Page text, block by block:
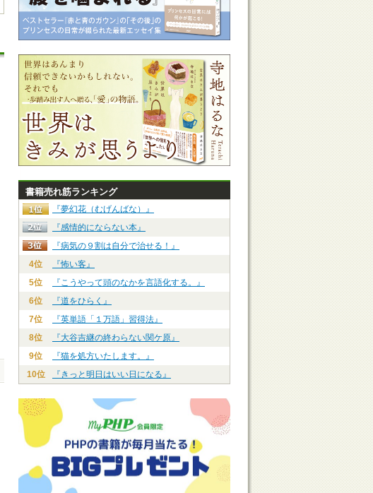
書籍売れ筋ランキング
『夢幻花（むげんばな）』
『感情的にならない本』
『病気の９割は自分で治せる！』
4位
『怖い客』
5位
『こうやって頭のなかを言語化する。』
6位
『道をひらく』
7位
『英単語「１万語」習得法』
8位
『大谷吉継の終わらない関ケ原』
9位
『猫を処方いたします。』
10位
『きっと明日はいい日になる』